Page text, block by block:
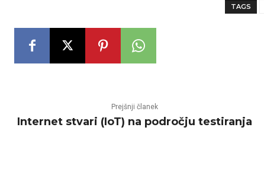
TAGS
Prejšnji članek
Internet stvari (IoT) na področju testiranja